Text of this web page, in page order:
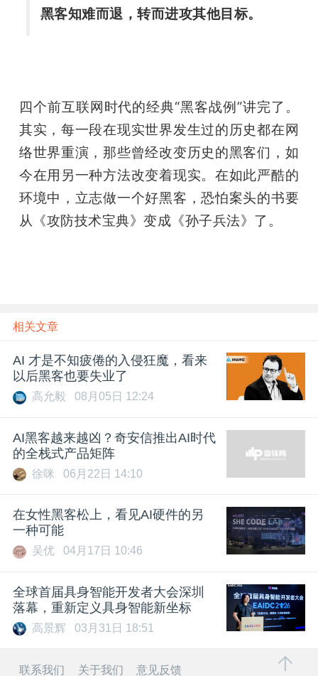
黑客知难而退，转而进攻其他目标。
四个前互联网时代的经典“黑客战例”讲完了。
其实，每一段在现实世界发生过的历史都在网
络世界重演，那些曾经改变历史的黑客们，如
今在用另一种方法改变着现实。在如此严酷的
环境中，立志做一个好黑客，恐怕案头的书要
从《攻防技术宝典》变成《孙子兵法》了。
相关文章
AI 才是不知疲倦的入侵狂魔，看来
以后黑客也要失业了
高允毅 08月05日 12:24
AI黑客越来越凶？奇安信推出AI时代
的全栈式产品矩阵
徐咪 06月22日 14:10
在女性黑客松上，看见AI硬件的另
一种可能
吴优 04月17日 10:46
全球首届具身智能开发者大会深圳
落幕，重新定义具身智能新坐标
高景辉 03月31日 18:51
联系我们 关于我们 意见反馈